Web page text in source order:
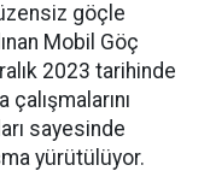
göçle
Mobil Göç
2023 tarihinde
sayesinde
yürütülüyor.